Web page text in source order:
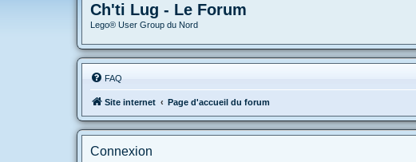
Ch'ti Lug - Le Forum
Lego® User Group du Nord
FAQ
Site internet Page d'accueil du forum
Connexion